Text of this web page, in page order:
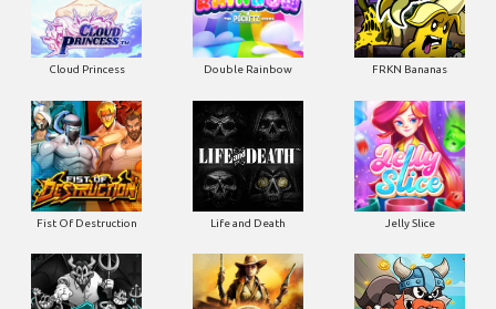
Cloud Princess Double Rainbow FRKN Bananas
Fist Of Destruction Life and Death Jelly Slice